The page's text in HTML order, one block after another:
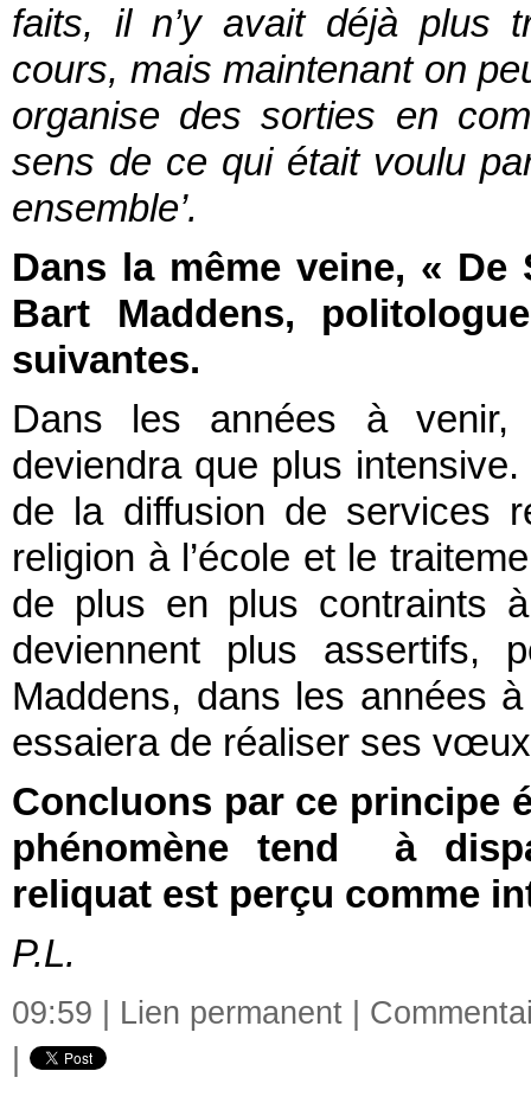
faits, il n’y avait déjà plus
cours, mais maintenant on
organise des sorties en
sens de ce qui était voulu
ensemble’.
Dans la même veine, «
Bart Maddens,
suivantes.
Dans les années à venir,
deviendra que plus
de la diffusion de services
religion à l’école et le
de plus en plus contraints
deviennent plus assertifs,
Maddens, dans les années
essaiera de réaliser ses
Concluons par ce principe
phénomène tend à
reliquat est perçu comme
P.L.
09:59 | Lien permanent